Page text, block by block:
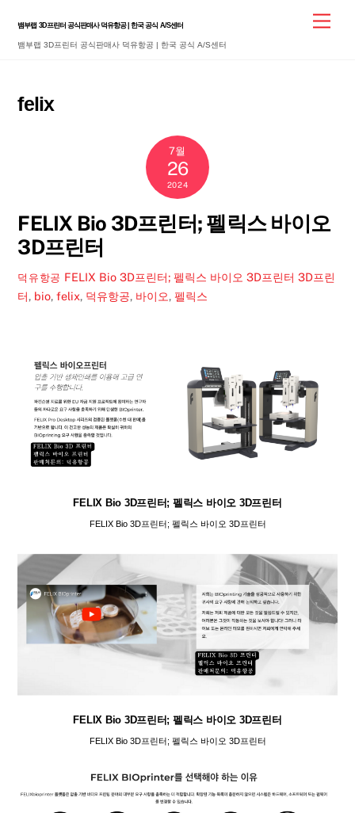
content
뱀부랩 3D프린터 공식판매사 덕유항공 | 한국 공식 A/S센터
뱀부랩 3D프린터 공식판매사 덕유항공 | 한국 공식 A/S센터
felix
7월
26
2024
FELIX Bio 3D프린터; 펠릭스 바이오
3D프린터
덕유항공 FELIX Bio 3D프린터; 펠릭스 바이오 3D프린터 3D프린
터, bio,felix, 덕유항공, 바이오,펠릭스
FELIX Bio 3D프린터; 펠릭스 바이오 3D프린터
FELIX Bio 3D프린터; 펠릭스 바이오 3D프린터
FELIX Bio 3D프린터; 펠릭스 바이오 3D프린터
FELIX Bio 3D프린터; 펠릭스 바이오 3D프린터